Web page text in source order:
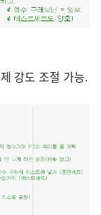
강도 조절 가능.